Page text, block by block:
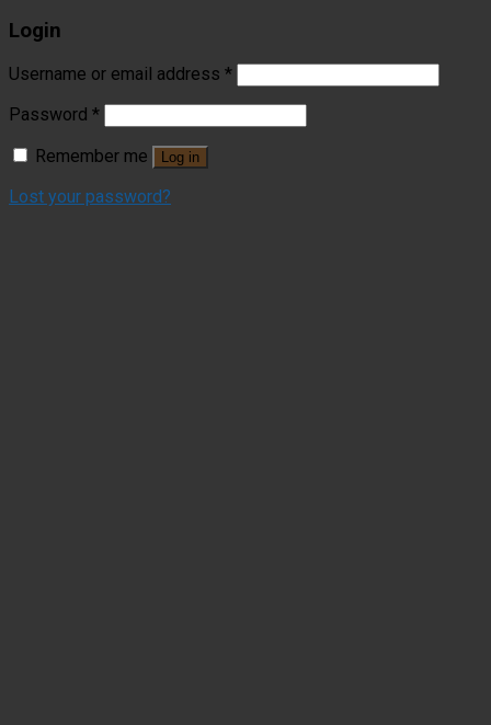
Login
Username or email address *
Password *
Remember me
Log in
Lost your password?